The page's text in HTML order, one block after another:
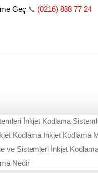
Geç 📞 (0216) 888 77 24